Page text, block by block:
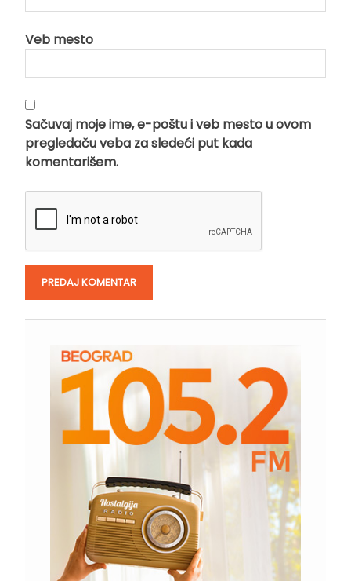
Veb mesto
Sačuvaj moje ime, e-poštu i veb mesto u ovom
pregledaču veba za sledeći put kada
komentarišem.